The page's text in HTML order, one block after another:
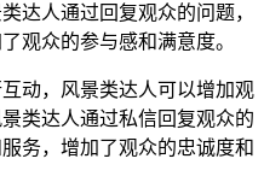
达人通过回复观众的问题，
观众的参与感和满意度。
动，风景类达人可以增加观
类达人通过私信回复观众的
务，增加了观众的忠诚度和